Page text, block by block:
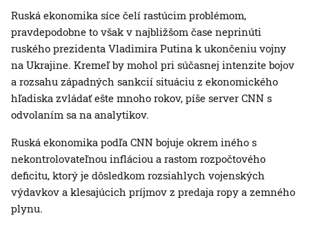
Ruská ekonomika síce čelí rastúcim problémom,
pravdepodobne to však v najbližšom čase neprinúti
ruského prezidenta Vladimira Putina k ukončeniu vojny
na Ukrajine. Kremeľ by mohol pri súčasnej intenzite bojov
a rozsahu západných sankcií situáciu z ekonomického
hľadiska zvládať ešte mnoho rokov, píše server CNN s
odvolaním sa na analytikov.
Ruská ekonomika podľa CNN bojuje okrem iného s
nekontrolovateľnou infláciou a rastom rozpočtového
deficitu, ktorý je dôsledkom rozsiahlych vojenských
výdavkov a klesajúcich príjmov z predaja ropy a zemného
plynu.